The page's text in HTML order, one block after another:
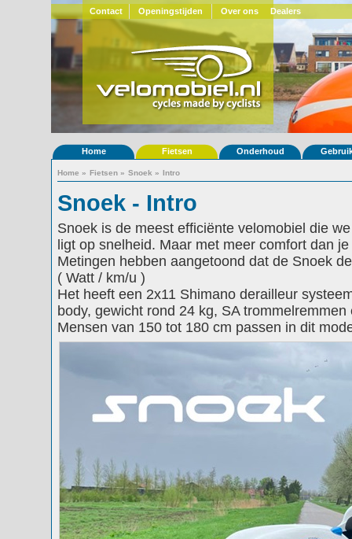
Contact Openingstijden Over ons Dealers
Home Fietsen Onderhoud
Home » Fietsen » Snoek » Intro
Snoek - Intro
Snoek is de meest efficiënte velomobiel die
ligt op snelheid. Maar met meer comfort dan
Metingen hebben aangetoond dat de Snoek
( Watt / km/u )
Het heeft een 2x11 Shimano derailleur
body, gewicht rond 24 kg, SA
Mensen van 150 tot 180 cm passen in dit